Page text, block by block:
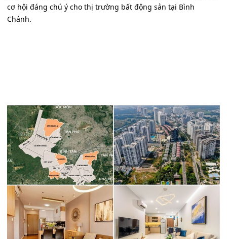
cơ hội đáng chú ý cho thị trường bất động sản tại Bình
Chánh.